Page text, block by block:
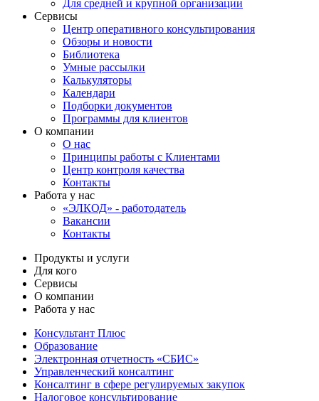
Для средней и крупной организации
Сервисы
Центр оперативного консультирования
Обзоры и новости
Библиотека
Умные рассылки
Калькуляторы
Календари
Подборки документов
Программы для клиентов
О компании
О нас
Принципы работы с Клиентами
Центр контроля качества
Контакты
Работа у нас
«ЭЛКОД» - работодатель
Вакансии
Контакты
Продукты и услуги
Для кого
Сервисы
О компании
Работа у нас
Консультант Плюс
Образование
Электронная отчетность «СБИС»
Управленческий консалтинг
Консалтинг в сфере регулируемых закупок
Налоговое консультирование